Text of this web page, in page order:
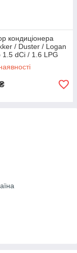
кондиціонера
/ Duster / Logan
1.5 dCi / 1.6 LPG
8201025121